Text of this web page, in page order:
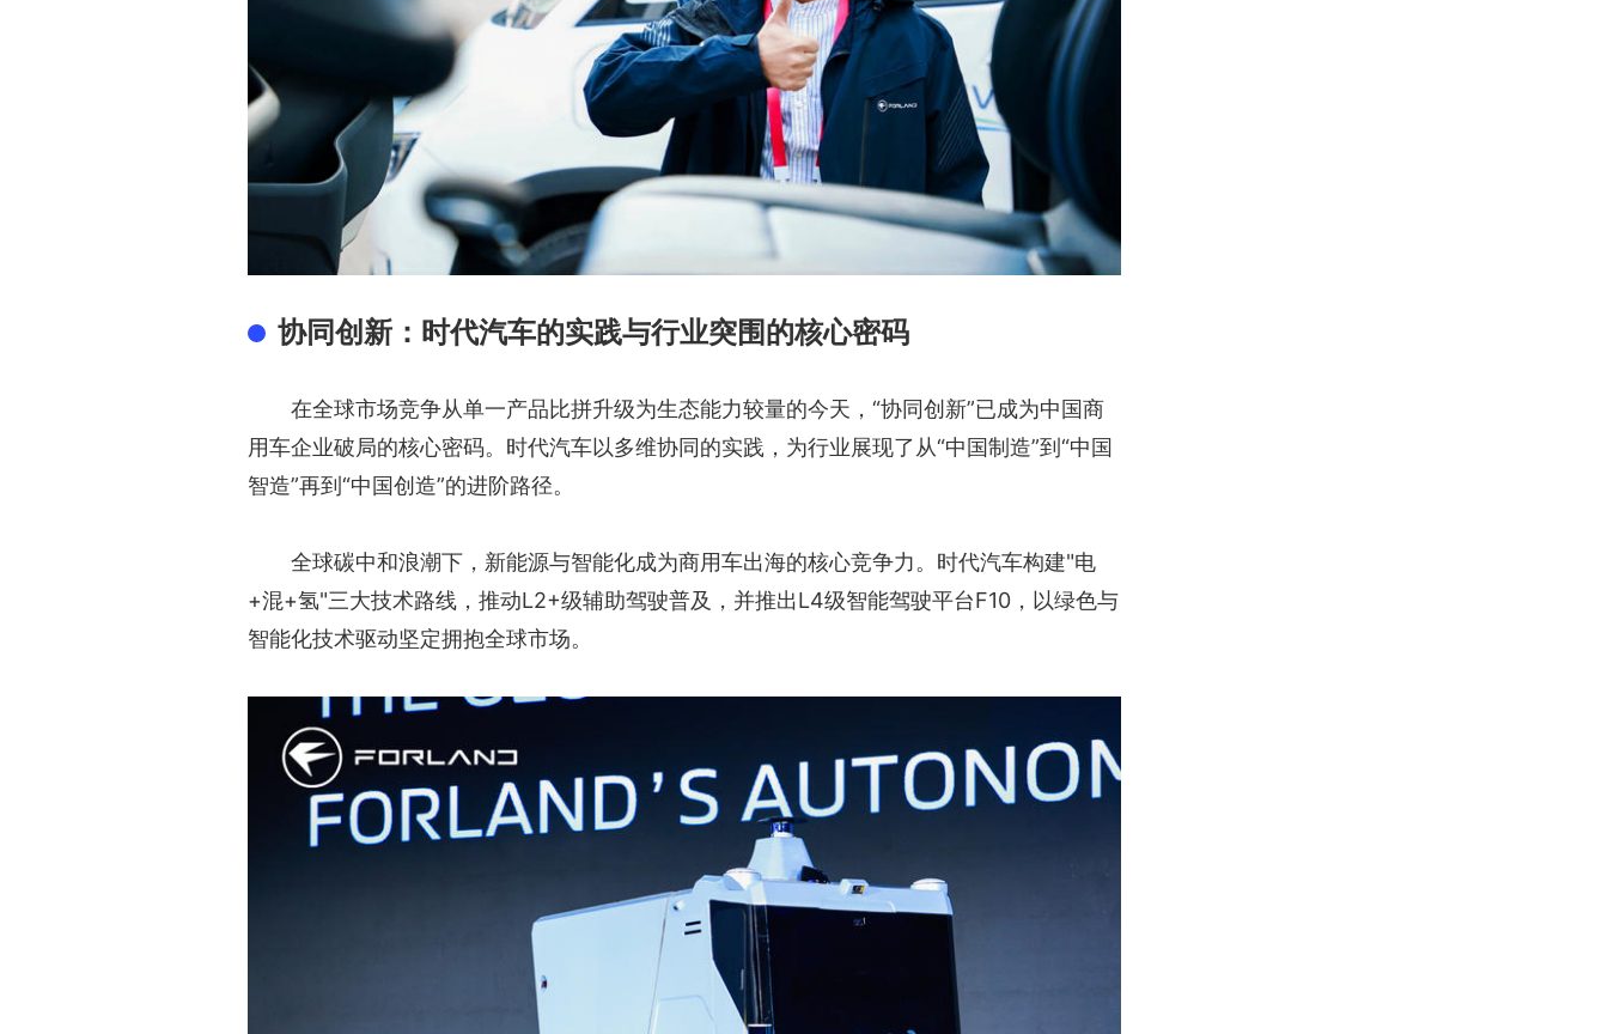
协同创新：时代汽车的实践与行业突围的核心密码
在全球市场竞争从单一产品比拼升级为生态能力较量的今天，“协同创新”已成为中国商
用车企业破局的核心密码。时代汽车以多维协同的实践，为行业展现了从“中国制造”到“中国
智造”再到“中国创造”的进阶路径。
全球碳中和浪潮下，新能源与智能化成为商用车出海的核心竞争力。时代汽车构建"电
+混+氢"三大技术路线，推动L2+级辅助驾驶普及，并推出L4级智能驾驶平台F10，以绿色与
智能化技术驱动坚定拥抱全球市场。